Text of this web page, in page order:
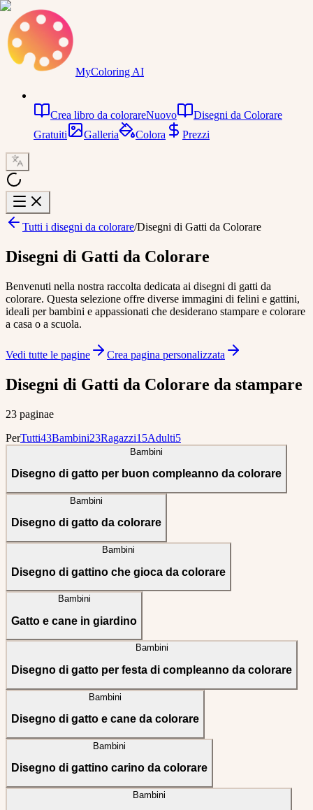
MyColoring AI
Crea libro da colorareNuovo
Disegni da Colorare
Gratuiti
Galleria Colora Prezzi
Tutti i disegni da colorare/Disegni di Gatti da Colorare
Disegni di Gatti da Colorare
Benvenuti nella nostra raccolta dedicata ai disegni di gatti da
colorare. Questa selezione offre diverse immagini di felini e gattini,
ideali per bambini e appassionati che desiderano stampare e colorare
a casa o a scuola.
Vedi tutte le pagine Crea pagina personalizzata
Disegni di Gatti da Colorare da stampare
23 paginae
PerTutti43Bambini23Ragazzi15Adulti5
Bambini
Disegno di gatto per buon compleanno da colorare
Bambini
Disegno di gatto da colorare
Bambini
Disegno di gattino che gioca da colorare
Bambini
Gatto e cane in giardino
Bambini
Disegno di gatto per festa di compleanno da colorare
Bambini
Disegno di gatto e cane da colorare
Bambini
Disegno di gattino carino da colorare
Bambini